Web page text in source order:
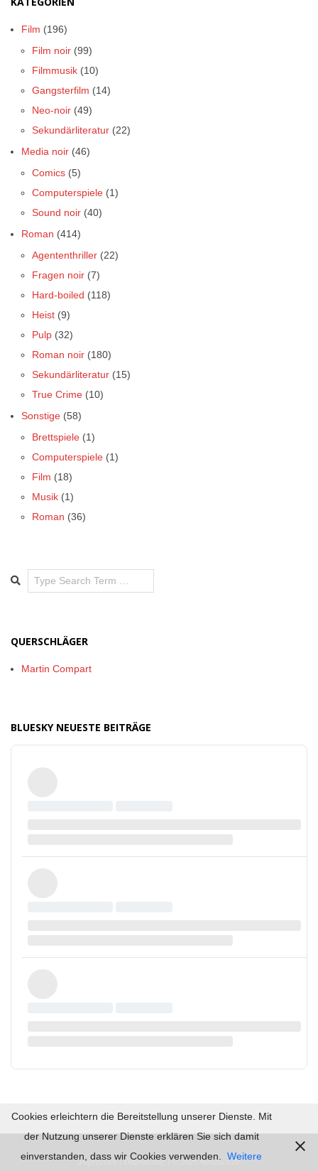
Film (196)
Film noir (99)
Filmmusik (10)
Gangsterfilm (14)
Neo-noir (49)
Sekundärliteratur (22)
Media noir (46)
Comics (5)
Computerspiele (1)
Sound noir (40)
Roman (414)
Agententhriller (22)
Fragen noir (7)
Hard-boiled (118)
Heist (9)
Pulp (32)
Roman noir (180)
Sekundärliteratur (15)
True Crime (10)
Sonstige (58)
Brettspiele (1)
Computerspiele (1)
Film (18)
Musik (1)
Roman (36)
Search
QUERSCHLÄGER
Martin Compart
BLUESKY NEUESTE BEITRÄGE
Impressum |Datenschutz | © 2026mordlust.de
Cookies erleichtern die Bereitstellung unserer Dienste. Mit
der Nutzung unserer Dienste erklären Sie sich damit
einverstanden, dass wir Cookies verwenden.
Weitere